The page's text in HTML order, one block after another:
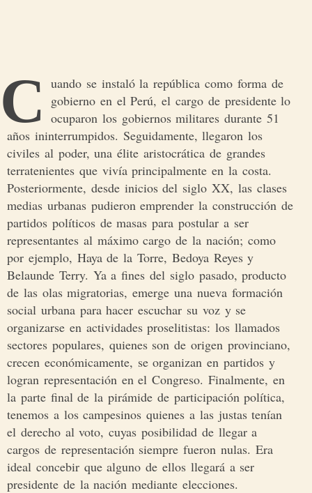
C
uando se instaló la república como forma de
gobierno en el Perú, el cargo de presidente lo
ocuparon los gobiernos militares durante 51
años ininterrumpidos. Seguidamente, llegaron los
civiles al poder, una élite aristocrática de grandes
terratenientes que vivía principalmente en la costa.
Posteriormente, desde inicios del siglo XX, las clases
medias urbanas pudieron emprender la construcción de
partidos políticos de masas para postular a ser
representantes al máximo cargo de la nación; como
por ejemplo, Haya de la Torre, Bedoya Reyes y
Belaunde Terry. Ya a fines del siglo pasado, producto
de las olas migratorias, emerge una nueva formación
social urbana para hacer escuchar su voz y se
organizarse en actividades proselitistas: los llamados
sectores populares, quienes son de origen provinciano,
crecen económicamente, se organizan en partidos y
logran representación en el Congreso. Finalmente, en
la parte final de la pirámide de participación política,
tenemos a los campesinos quienes a las justas tenían
el derecho al voto, cuyas posibilidad de llegar a
cargos de representación siempre fueron nulas. Era
ideal concebir que alguno de ellos llegará a ser
presidente de la nación mediante elecciones.